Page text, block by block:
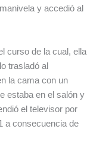
y accedió al
curso de la cual, ella
trasladó al
la cama con un
estaba en el salón y
el televisor por
a consecuencia de